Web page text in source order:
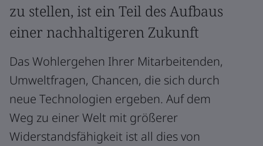
zu stellen, ist ein Teil des Aufbaus
einer nachhaltigeren Zukunft
Das Wohlergehen Ihrer Mitarbeitenden,
Umweltfragen, Chancen, die sich durch
neue Technologien ergeben. Auf dem
Weg zu einer Welt mit größerer
Widerstandsfähigkeit ist all dies von